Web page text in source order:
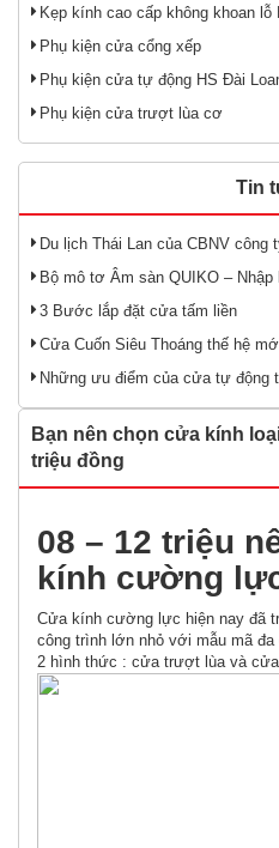
Kẹp kính cao cấp không khoan lỗ
Phụ kiện cửa cổng xếp
Phụ kiện cửa tự động HS Đài
Phụ kiện cửa trượt lùa cơ
Tin
Du lịch Thái Lan của CBNV công
Bộ mô tơ Âm sàn QUIKO – Nhập
3 Bước lắp đặt cửa tấm liền
Cửa Cuốn Siêu Thoáng thế hệ
Những ưu điểm của cửa tự động
Bạn nên chọn cửa kính
triệu đồng
08 – 12 triệu
kính cường
Cửa kính cường lực hiện nay đã
công trình lớn nhỏ với mẫu mã
2 hình thức : cửa trượt lùa và